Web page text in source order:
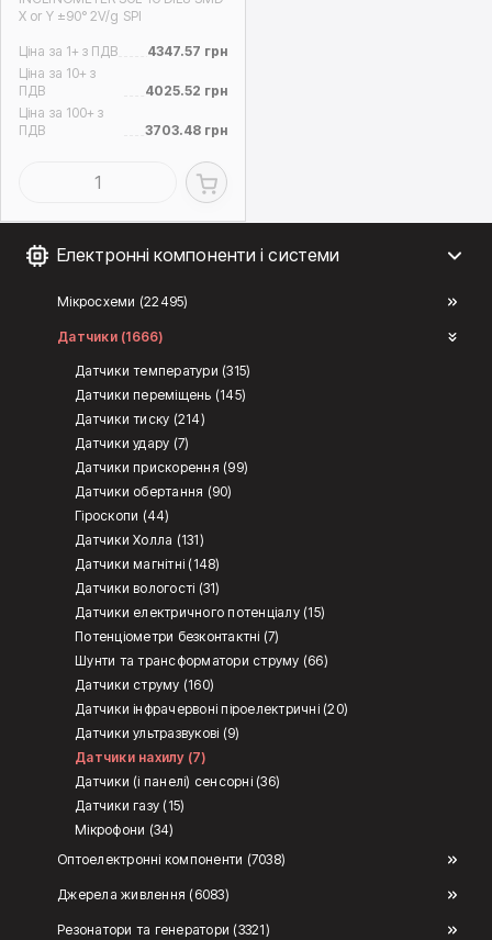
Електронні компоненти і системи
Мікросхеми (22495)
Датчики (1666)
Датчики температури (315)
Датчики переміщень (145)
Датчики тиску (214)
Датчики удару (7)
Датчики прискорення (99)
Датчики обертання (90)
Гіроскопи (44)
Датчики Холла (131)
Датчики магнітні (148)
Датчики вологості (31)
Датчики електричного потенціалу (15)
Потенціометри безконтактні (7)
Шунти та трансформатори струму (66)
Датчики струму (160)
Датчики інфрачервоні піроелектричні (20)
Датчики ультразвукові (9)
Датчики нахилу (7)
Датчики (і панелі) сенсорні (36)
Датчики газу (15)
Мікрофони (34)
Оптоелектронні компоненти (7038)
Джерела живлення (6083)
Резонатори та генератори (3321)
X or Y ±90° 2V/g SPI
Ціна за 1+ з ПДВ
4347.57 грн
Ціна за 10+ з
ПДВ
4025.52 грн
Ціна за 100+ з
ПДВ
3703.48 грн